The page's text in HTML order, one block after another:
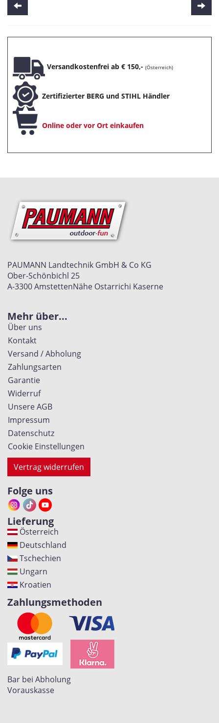
Zurück
Versandkostenfrei ab € 150,- (Österreich)
Zertifizierter BERG und STIHL Händler
Online oder vor Ort einkaufen
PAUMANN Landtechnik GmbH & Co KG
Ober-Schönbichl 25
A-3300 AmstettenNähe Ostarrichi Kaserne
Mehr über...
Über uns
Kontakt
Versand / Abholung
Zahlungsarten
Garantie
Widerruf
Unsere AGB
Impressum
Datenschutz
Cookie Einstellungen
Vertrag widerrufen
Folge uns
Lieferung
Österreich
Deutschland
Tschechien
Ungarn
Kroatien
Zahlungsmethoden
Bar bei Abholung
Vorauskasse